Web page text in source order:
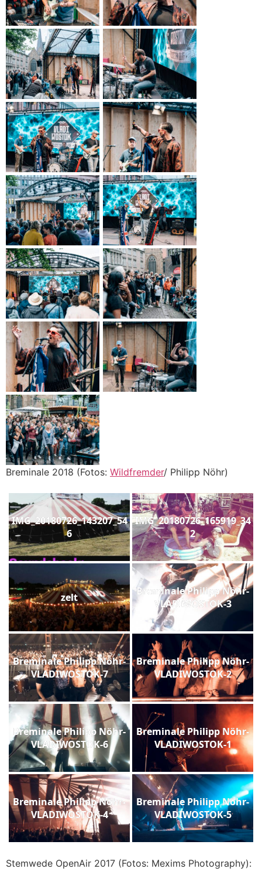
Breminale 2018 (Fotos: Wildfremder/ Philipp Nöhr)
IMG_20180726_143207_54
6
IMG_20180726_165919_34
2
zelt
Breminale Philipp Nöhr-
VLADIWOSTOK-3
Breminale Philipp Nöhr-
VLADIWOSTOK-7
Breminale Philipp Nöhr-
VLADIWOSTOK-2
Breminale Philipp Nöhr-
VLADIWOSTOK-6
Breminale Philipp Nöhr-
VLADIWOSTOK-1
Breminale Philipp Nöhr-
VLADIWOSTOK-4
Breminale Philipp Nöhr-
VLADIWOSTOK-5
Stemwede OpenAir 2017 (Fotos: Mexims Photography):